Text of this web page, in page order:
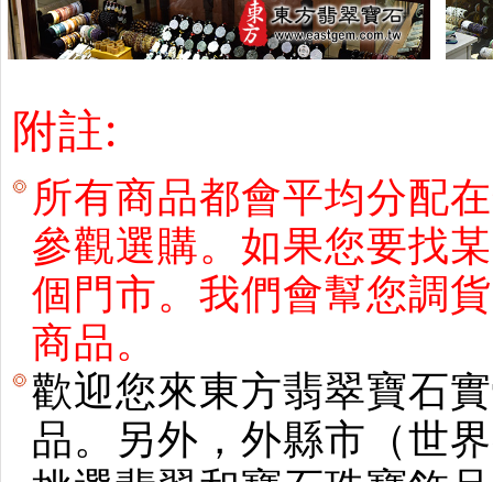
附註:
所有商品都會平均分配
參觀選購。如果您要找
個門市。我們會幫您調
商品。
歡迎您來東方翡翠寶石
品。另外，外縣市（世